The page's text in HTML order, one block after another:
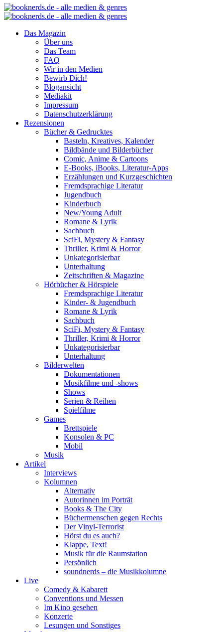
Das Magazin
Über uns
Das Team
FAQ
Wir in den Medien
Bewirb Dich!
Blogansicht
Mediakit
Impressum
Datenschutzerklärung
Rezensionen
Bücher & Gedrucktes
Basteln, Kreatives, Kalender
Bildbände und Bilderbücher
Comic, Anime & Cartoons
E-Books, iBooks, Literatur-Apps
Erzählungen und Kurzgeschichten
Fremdsprachige Literatur
Jugendbuch
Kinderbuch
New/Young Adult
Romane & Lyrik
Sachbuch
SciFi, Mystery & Fantasy
Thriller, Krimi & Horror
Unkategorisierbar
Unterhaltung
Zeitschriften & Magazine
Hörbücher & Hörspiele
Fremdsprachige Literatur
Kinder- & Jugendbuch
Romane & Lyrik
Sachbuch
SciFi, Mystery & Fantasy
Thriller, Krimi & Horror
Unkategorisierbar
Unterhaltung
Bilderwelten
Dokumentationen
Musikfilme und -shows
Shows
Serien & Reihen
Spielfilme
Games
Brettspiele
Konsolen & PC
Mobil
Musik
Artikel
Interviews
Kolumnen
Alternativ
Autorinnen im Porträt
Books & The City
Büchermenschen gegen Rechts
Der Vinyl-Terrorist
Hörst du es auch?
Klappe, Text!
Musik für die Raumstation
Persönlich
soundnerds – die Musikkolumne
Live
Comedy & Kabarett
Conventions und Messen
Im Kino gesehen
Konzerte
Lesungen und Sonstiges